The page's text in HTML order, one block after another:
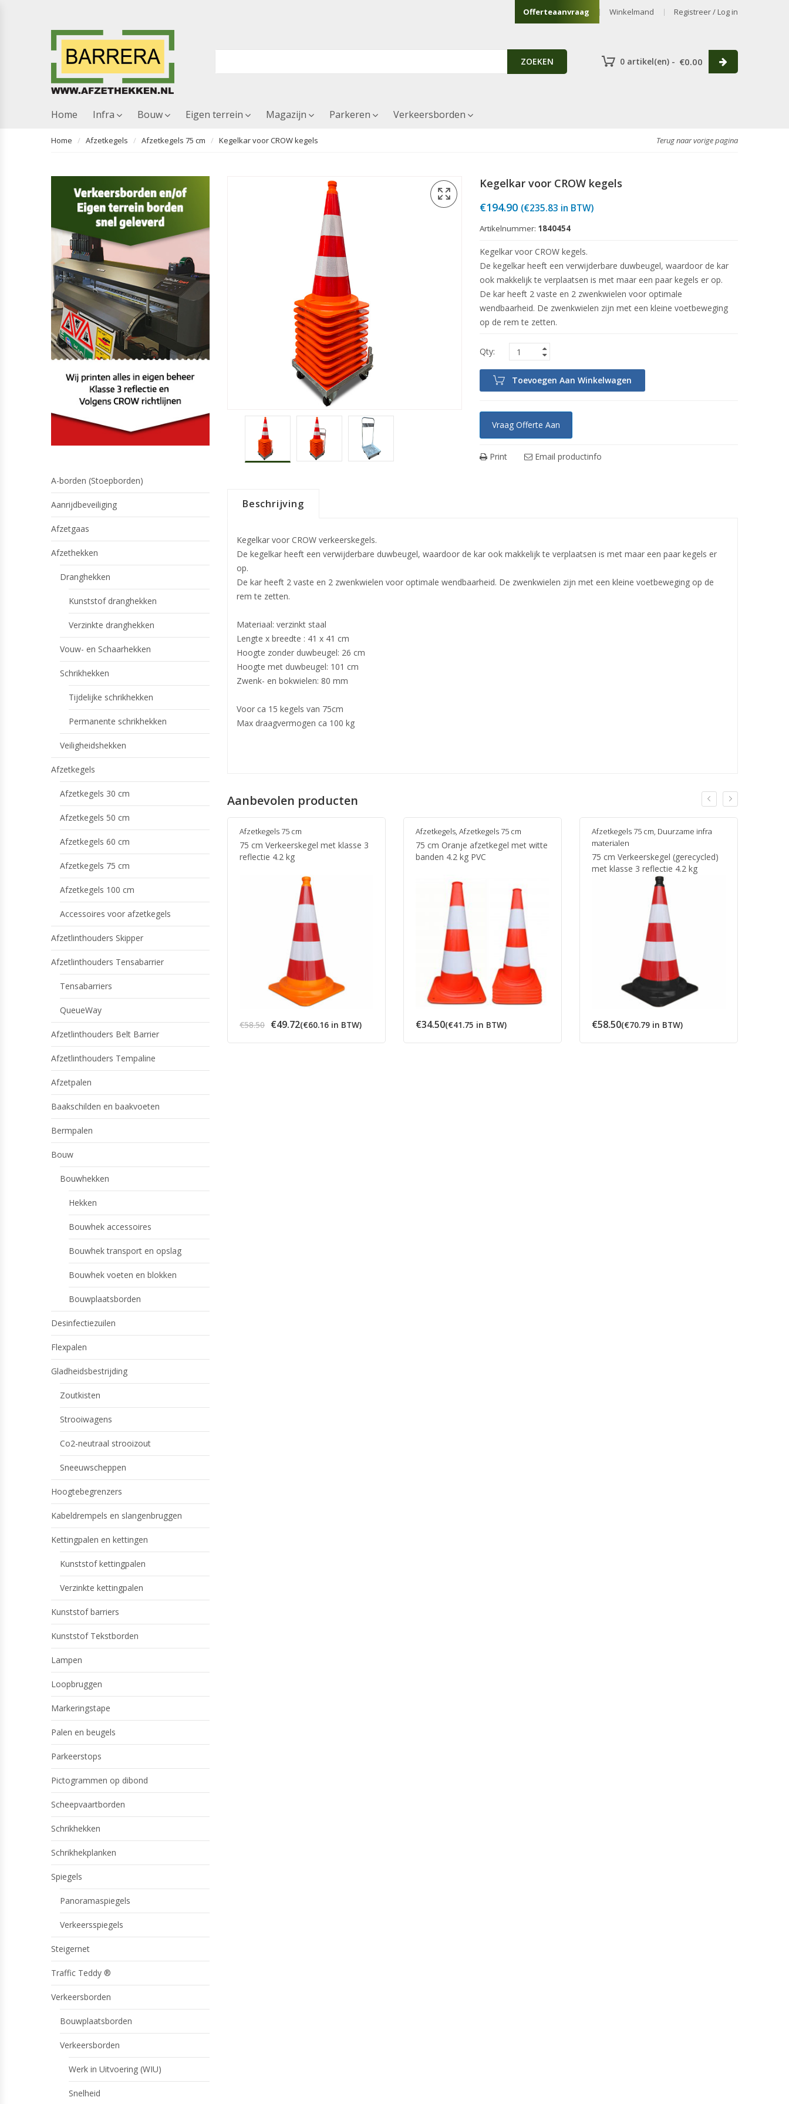
Offerteaanvraag Winkelmand Registreer / Log in
ZOEKEN 0 artikel(en) - €0.00
Home Infra Bouw Eigen terrein Magazijn Parkeren Verkeersborden
Home Afzetkegels Afzetkegels 75 cm Kegelkar voor CROW kegels Terug naar vorige pagina
Kegelkar voor CROW kegels
€194.90 (€235.83 in BTW)
Artikelnummer: 1840454
Kegelkar voor CROW kegels.
De kegelkar heeft een verwijderbare duwbeugel, waardoor de kar
ook makkelijk te verplaatsen is met maar een paar kegels er op.
De kar heeft 2 vaste en 2 zwenkwielen voor optimale
wendbaarheid. De zwenkwielen zijn met een kleine voetbeweging
op de rem te zetten.
Toevoegen Aan Winkelwagen
Vraag Offerte Aan
Print Email productinfo
Beschrijving
Kegelkar voor CROW verkeerskegels.
De kegelkar heeft een verwijderbare duwbeugel, waardoor de kar ook makkelijk te verplaatsen is met maar een paar kegels er
op.
De kar heeft 2 vaste en 2 zwenkwielen voor optimale wendbaarheid. De zwenkwielen zijn met een kleine voetbeweging op de
rem te zetten.
Materiaal: verzinkt staal
Lengte x breedte : 41 x 41 cm
Hoogte zonder duwbeugel: 26 cm
Hoogte met duwbeugel: 101 cm
Zwenk- en bokwielen: 80 mm
Voor ca 15 kegels van 75cm
Max draagvermogen ca 100 kg
Aanbevolen producten
Afzetkegels 75 cm
75 cm Verkeerskegel met klasse 3
reflectie 4.2 kg
€58.50 Oorspronkelijke
was:
€49.72Huidige
is:
(€60.16 in BTW)
Afzetkegels, Afzetkegels 75 cm
75 cm Oranje afzetkegel met witte
banden 4.2 kg PVC
€34.50(€41.75 in BTW)
Afzetkegels 75 cm, Duurzame infra
materialen
75 cm Verkeerskegel (gerecycled)
met klasse 3 reflectie 4.2 kg
€58.50(€70.79 in BTW)
A-borden (Stoepborden)
Aanrijdbeveiliging
Afzetgaas
Afzethekken
Dranghekken
Kunststof dranghekken
Verzinkte dranghekken
Vouw- en Schaarhekken
Schrikhekken
Tijdelijke schrikhekken
Permanente schrikhekken
Veiligheidshekken
Afzetkegels
Afzetkegels 30 cm
Afzetkegels 50 cm
Afzetkegels 60 cm
Afzetkegels 75 cm
Afzetkegels 100 cm
Accessoires voor afzetkegels
Afzetlinthouders Skipper
Afzetlinthouders Tensabarrier
Tensabarriers
QueueWay
Afzetlinthouders Belt Barrier
Afzetlinthouders Tempaline
Afzetpalen
Baakschilden en baakvoeten
Bermpalen
Bouw
Bouwhekken
Hekken
Bouwhek accessoires
Bouwhek transport en opslag
Bouwhek voeten en blokken
Bouwplaatsborden
Desinfectiezuilen
Flexpalen
Gladheidsbestrijding
Zoutkisten
Strooiwagens
Co2-neutraal strooizout
Sneeuwscheppen
Hoogtebegrenzers
Kabeldrempels en slangenbruggen
Kettingpalen en kettingen
Kunststof kettingpalen
Verzinkte kettingpalen
Kunststof barriers
Kunststof Tekstborden
Lampen
Loopbruggen
Markeringstape
Palen en beugels
Parkeerstops
Pictogrammen op dibond
Scheepvaartborden
Schrikhekken
Schrikhekplanken
Spiegels
Panoramaspiegels
Verkeersspiegels
Steigernet
Traffic Teddy ®
Verkeersborden
Bouwplaatsborden
Verkeersborden
Werk in Uitvoering (WIU)
Snelheid